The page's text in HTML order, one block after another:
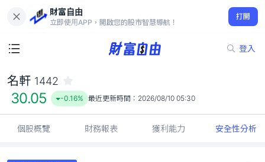
財富自由
立即使用APP，開啟您的股市智慧導航！
打開
登入
30.05
-0.16%
名軒 1442
30.05 -0.16% 最近更新時間： 2026/08/10 05:30
個股概覽 財務報表 獲利能力 安全性分析